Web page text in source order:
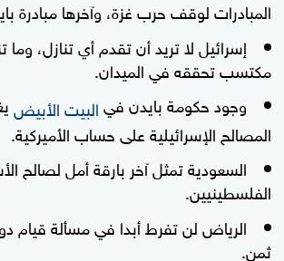
المبادرات لوقف حرب غزة، وآخرها مبادرة
إسرائيل لا تريد أن تقدم أي تنازل،
مكتسب تحققه في الميدان.
وجود حكومة بايدن فيالبيت الأبيض
المصالح الإسرائيلية على حساب الأميركية.
السعودية تمثل آخر بارقة أمل لصالح
الفلسطينيين.
الرياض لن تفرط أبدا في مسألة قيام
ثمن.